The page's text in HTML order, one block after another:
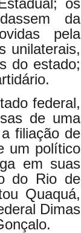
os
da
pela
unilaterais,
do estado;
federal,
de uma
filiação de
um político
em suas
do Rio de
Quaquá,
Dimas